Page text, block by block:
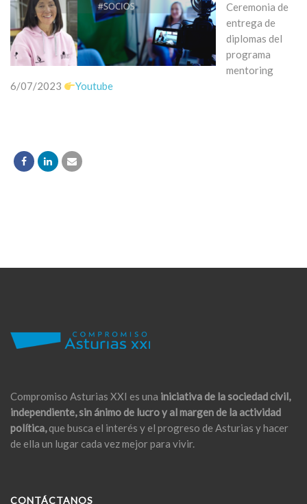
Ceremonia de
entrega de
diplomas del
programa
mentoring
6/07/2023
Youtube
Compromiso Asturias XXI es una iniciativa de la sociedad civil,
independiente, sin ánimo de lucro y al margen de la actividad
política,que busca el interés y el progreso de Asturias y hacer
de ella un lugar cada vez mejor para vivir.
CONTÁCTANOS